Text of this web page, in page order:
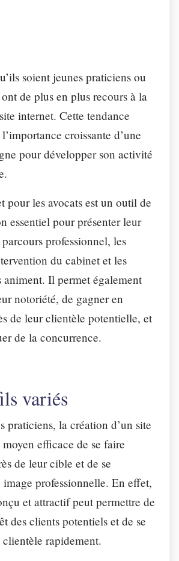
soient jeunes praticiens ou
de plus en plus recours à la
internet. Cette tendance
croissante d’une
pour développer son activité
pour les avocats est un outil de
essentiel pour présenter leur
professionnel, les
du cabinet et les
animent. Il permet également
notoriété, de gagner en
de leur clientèle potentielle, et
de la concurrence.
variés
praticiens, la création d’un site
efficace de se faire
de leur cible et de se
professionnelle. En effet,
et attractif peut permettre de
des clients potentiels et de se
rapidement.